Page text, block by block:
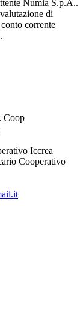
Numia S.p.A..
di
corrente
Coop
Iccrea
Cooperativo